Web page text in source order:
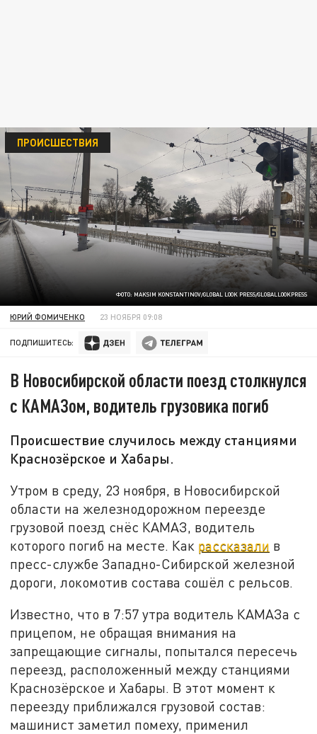
ФОТО: MAKSIM KONSTANTINOV/GLOBAL LOOK PRESS/GLOBALLOOKPRESS
ПРОИСШЕСТВИЯ
ЮРИЙ ФОМИЧЕНКО 23 НОЯБРЯ 09:08
ПОДПИШИТЕСЬ:
В Новосибирской области поезд столкнулся
с КАМАЗом, водитель грузовика погиб
Происшествие случилось между станциями
Краснозёрское и Хабары.
Утром в среду, 23 ноября, в Новосибирской
области на железнодорожном переезде
грузовой поезд снёс КАМАЗ, водитель
которого погиб на месте. Как рассказали в
пресс-службе Западно-Сибирской железной
дороги, локомотив состава сошёл с рельсов.
Известно, что в 7:57 утра водитель КАМАЗа с
прицепом, не обращая внимания на
запрещающие сигналы, попытался пересечь
переезд, расположенный между станциями
Краснозёрское и Хабары. В этот момент к
переезду приближался грузовой состав:
машинист заметил помеху, применил